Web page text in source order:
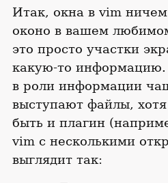
Итак, окна в vim
оконо в вашем
это просто участки
какую-то
в роли информации
выступают файлы,
быть и плагин
vim с несколькими
выглядит так: